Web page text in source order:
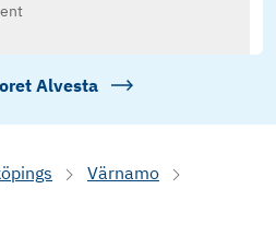
Alvesta
Värnamo